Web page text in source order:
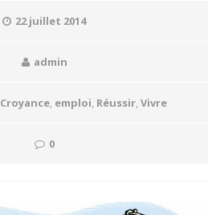
22 juillet 2014
admin
Croyance, emploi Réussir, Vivre
0